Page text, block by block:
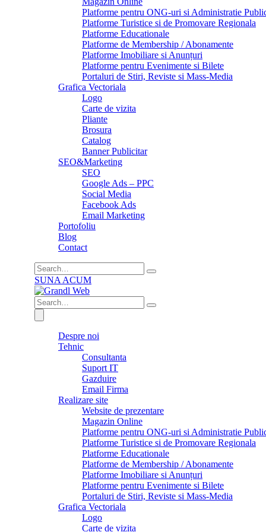
Platforme pentru ONG-uri si Administratie
Platforme Turistice si de Promovare Regionala
Platforme Educationale
Platforme de Membership / Abonamente
Platforme Imobiliare si Anunțuri
Platforme pentru Evenimente si Bilete
Portaluri de Stiri, Reviste si Mass-Media
Grafica Vectoriala
Logo
Carte de vizita
Pliante
Brosura
Catalog
Banner Publicitar
SEO&Marketing
SEO
Google Ads – PPC
Social Media
Facebook Ads
Email Marketing
Portofoliu
Blog
Contact
SUNA ACUM
Despre noi
Tehnic
Consultanta
Suport IT
Gazduire
Email Firma
Realizare site
Website de prezentare
Magazin Online
Platforme pentru ONG-uri si Administratie
Platforme Turistice si de Promovare Regionala
Platforme Educationale
Platforme de Membership / Abonamente
Platforme Imobiliare si Anunțuri
Platforme pentru Evenimente si Bilete
Portaluri de Stiri, Reviste si Mass-Media
Grafica Vectoriala
Logo
Carte de vizita